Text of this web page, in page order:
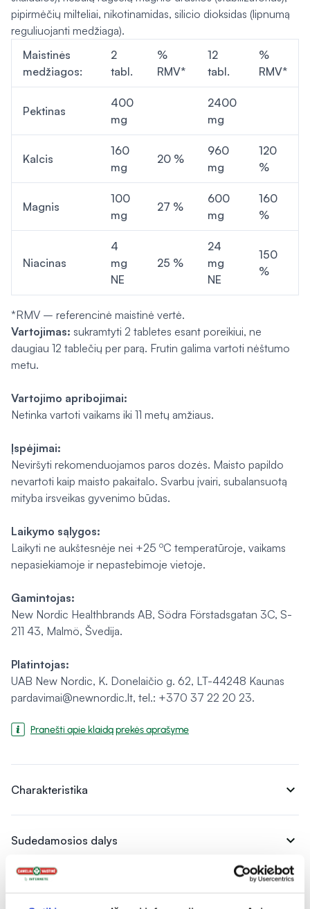
pipirmėčių milteliai, nikotinamidas, silicio dioksidas (lipnumą
reguliuojanti medžiaga).
Maistinės
medžiagos:
2
tabl.
%
RMV*
12
tabl.
%
RMV*
Pektinas
400
mg
2400
mg
Kalcis
160
mg
20 %
960
mg
120
%
Magnis
100
mg
27 %
600
mg
160
%
Niacinas
4
mg
NE
25 %
24
mg
NE
150
%
*RMV – referencinė maistinė vertė.
Vartojimas: sukramtyti 2 tabletes esant poreikiui, ne
daugiau 12 tablečių per parą. Frutin galima vartoti nėštumo
metu.
Vartojimo apribojimai:
Netinka vartoti vaikams iki 11 metų amžiaus.
Įspėjimai:
Neviršyti rekomenduojamos paros dozės. Maisto papildo
nevartoti kaip maisto pakaitalo. Svarbu įvairi, subalansuotą
mityba irsveikas gyvenimo būdas.
Laikymo sąlygos:
Laikyti ne aukštesnėje nei +25 oC temperatūroje, vaikams
nepasiekiamoje ir nepastebimoje vietoje.
Gamintojas:
New Nordic Healthbrands AB, Södra Förstadsgatan 3C, S-
211 43, Malmö, Švedija.
Platintojas:
UAB New Nordic, K. Donelaičio g. 62, LT-44248 Kaunas
pardavimai@newnordic.lt, tel.: +370 37 22 20 23.
Pranešti apie klaidą prekės aprašyme
Charakteristika expand_more
Sudedamosios dalys expand_more